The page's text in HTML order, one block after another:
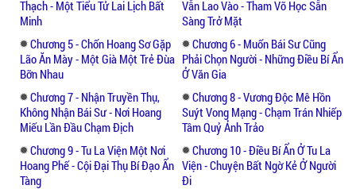
Thạch - Một Tiểu Tử Lai Lịch Bất
Minh
Vẫn Lao Vào - Tham Võ Học Sẵn
Sàng Trở Mặt
Chương 5 - Chốn Hoang Sơ Gặp
Lão Ăn Mày - Một Già Một Trẻ Đùa
Bỡn Nhau
Chương 6 - Muốn Bái Sư Cũng
Phải Chọn Người - Những Điều Bí Ẩn
Ở Văn Gia
Chương 7 - Nhận Truyền Thụ,
Không Nhận Bái Sư - Nơi Hoang
Miếu Lần Đầu Chạm Địch
Chương 8 - Vương Độc Mê Hồn
Suýt Vong Mạng - Chạm Trán Nhiếp
Tâm Quỷ Ảnh Trảo
Chương 9 - Tu La Viện Một Nơi
Hoang Phế - Cội Đại Thụ Bí Đạo Ẩn
Tàng
Chương 10 - Điều Bí Ẩn Ở Tu La
Viện - Chuyện Bất Ngờ Kẻ Ở Người
Đi